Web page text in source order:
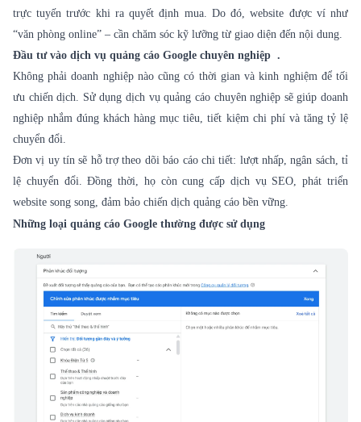
trực tuyến trước khi ra quyết định mua. Do đó, website được ví như
“văn phòng online” – cần chăm sóc kỹ lưỡng từ giao diện đến nội dung.
Đầu tư vào dịch vụ quảng cáo Google chuyên nghiệp .
Không phải doanh nghiệp nào cũng có thời gian và kinh nghiệm để tối
ưu chiến dịch. Sử dụng dịch vụ quảng cáo chuyên nghiệp sẽ giúp doanh
nghiệp nhắm đúng khách hàng mục tiêu, tiết kiệm chi phí và tăng tỷ lệ
chuyển đổi.
Đơn vị uy tín sẽ hỗ trợ theo dõi báo cáo chi tiết: lượt nhấp, ngân sách, tỉ
lệ chuyển đổi. Đồng thời, họ còn cung cấp dịch vụ SEO, phát triển
website song song, đảm bảo chiến dịch quảng cáo bền vững.
Những loại quảng cáo Google thường được sử dụng